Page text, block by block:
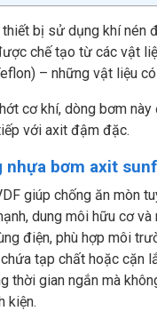
bị sử dụng khí nén
chế tạo từ các vật
– những vật liệu
cơ khí, dòng bơm
với axit đậm đặc.
nhựa bơm axit
giúp chống ăn mòn
dung môi hữu cơ và
điện, phù hợp môi
tạp chất hoặc cặn
thời gian ngắn mà
kiện.